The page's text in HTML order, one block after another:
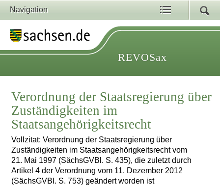
Navigation
REVOSax
Verordnung der Staatsregierung über
Zuständigkeiten im
Staatsangehörigkeitsrecht
Vollzitat: Verordnung der Staatsregierung über
Zuständigkeiten im Staatsangehörigkeitsrecht vom
21. Mai 1997 (SächsGVBl. S. 435), die zuletzt durch
Artikel 4 der Verordnung vom 11. Dezember 2012
(SächsGVBl. S. 753) geändert worden ist